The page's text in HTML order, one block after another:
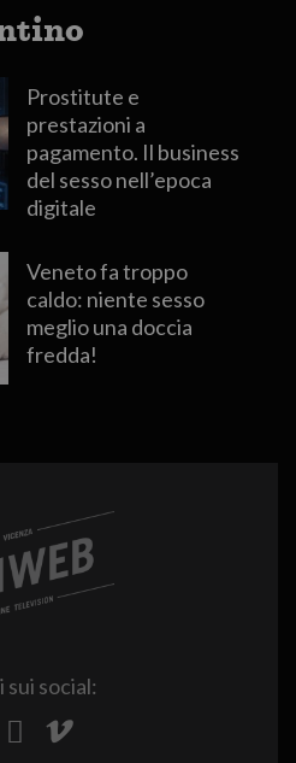
Prostitute e
prestazioni a
pagamento. Il business
del sesso nell’epoca
digitale
Veneto fa troppo
caldo: niente sesso
meglio una doccia
fredda!
sui social: